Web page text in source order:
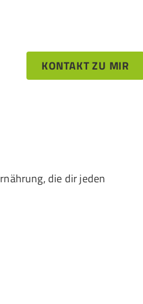
KONTAKT ZU MIR
die dir jeden